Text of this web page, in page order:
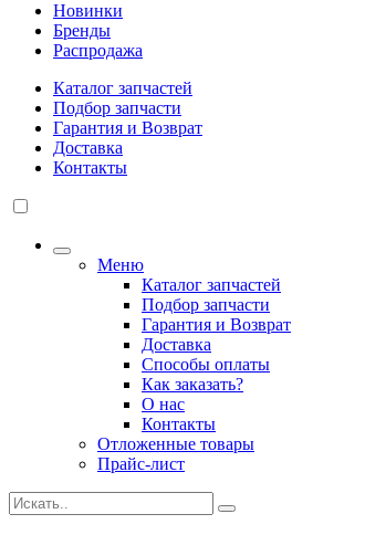
Новинки
Бренды
Распродажа
Каталог запчастей
Подбор запчасти
Гарантия и Возврат
Доставка
Контакты
Меню
Каталог запчастей
Подбор запчасти
Гарантия и Возврат
Доставка
Способы оплаты
Как заказать?
О нас
Контакты
Отложенные товары
Прайс-лист